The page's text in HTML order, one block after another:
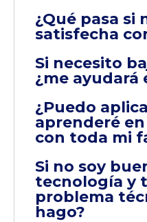
¿Qué pasa si
satisfecha
Si necesito
¿me ayudará
¿Puedo
aprenderé
con toda mi
Si no soy
tecnología y
problema
hago?